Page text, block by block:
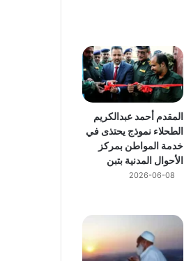
المقدم أحمد عبدالكريم
الطحلاء نموذج يحتذى في
خدمة المواطن بمركز
الأحوال المدنية بتبن
2026-06-08